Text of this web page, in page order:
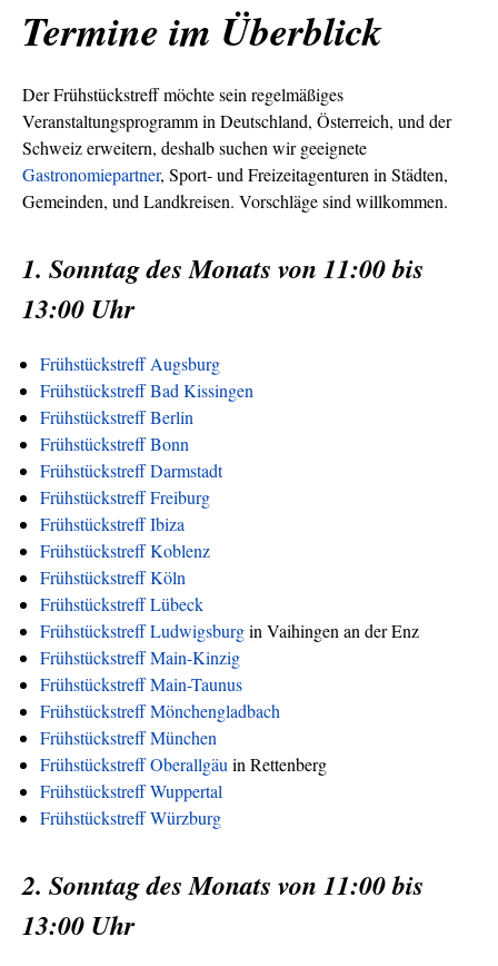
Termine im Überblick
Der Frühstückstreff möchte sein regelmäßiges
Veranstaltungsprogramm in Deutschland, Österreich, und der
Schweiz erweitern, deshalb suchen wir geeignete
Gastronomiepartner, Sport- und Freizeitagenturen in Städten,
Gemeinden, und Landkreisen. Vorschläge sind willkommen.
1. Sonntag des Monats von 11:00 bis
13:00 Uhr
Frühstückstreff Augsburg
Frühstückstreff Bad Kissingen
Frühstückstreff Berlin
Frühstückstreff Bonn
Frühstückstreff Darmstadt
Frühstückstreff Freiburg
Frühstückstreff Ibiza
Frühstückstreff Koblenz
Frühstückstreff Köln
Frühstückstreff Lübeck
Frühstückstreff Ludwigsburgin Vaihingen an der Enz
Frühstückstreff Main-Kinzig
Frühstückstreff Main-Taunus
Frühstückstreff Mönchengladbach
Frühstückstreff München
Frühstückstreff Oberallgäu in Rettenberg
Frühstückstreff Wuppertal
Frühstückstreff Würzburg
2. Sonntag des Monats von 11:00 bis
13:00 Uhr